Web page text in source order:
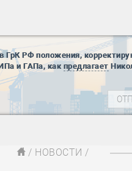
ГрК РФ положения,
и ГАПа, как предлагает
/ НОВОСТИ /